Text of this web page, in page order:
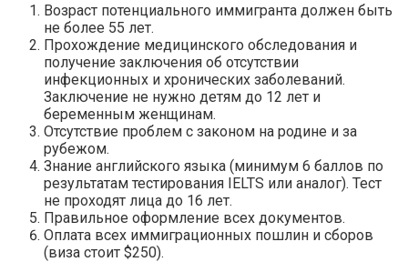
Возраст потенциального иммигранта должен быть
не более 55 лет.
Прохождение медицинского обследования и
получение заключения об отсутствии
инфекционных и хронических заболеваний.
Заключение не нужно детям до 12 лет и
беременным женщинам.
Отсутствие проблем с законом на родине и за
рубежом.
Знание английского языка (минимум 6 баллов по
результатам тестирования IELTS или аналог). Тест
не проходят лица до 16 лет.
Правильное оформление всех документов.
Оплата всех иммиграционных пошлин и сборов
(виза стоит $250).